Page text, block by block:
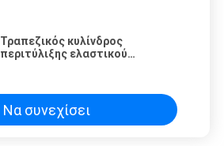
Τραπεζικός κυλίνδρος
περιτύλιξης ελαστικού
Να συνεχίσει